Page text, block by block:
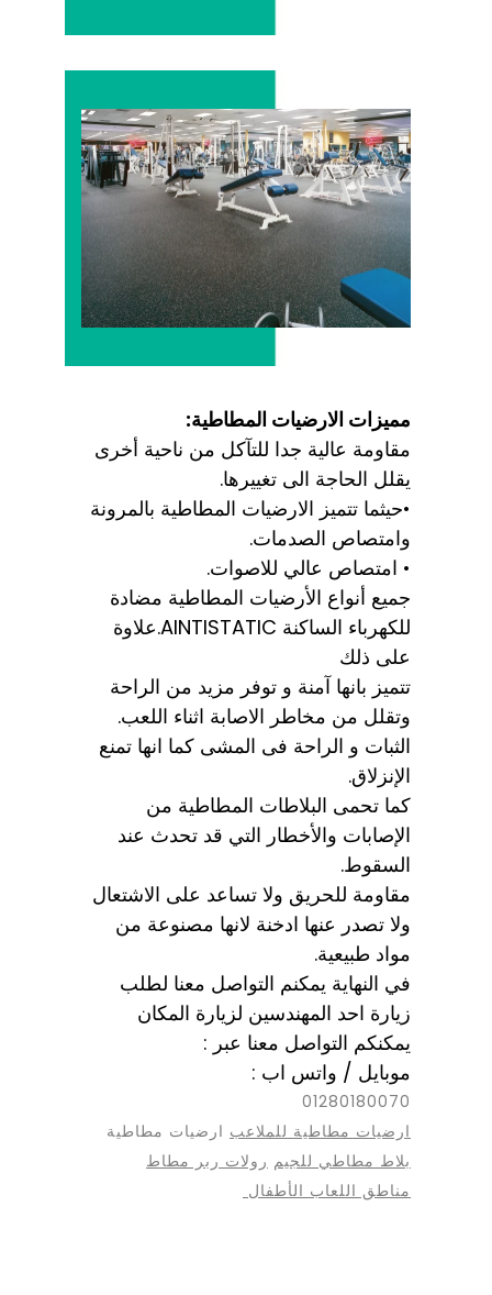
مميزات الارضيات المطاطية:
مقاومة عالية جدا للتآكل من ناحية أخرى
يقلل الحاجة الى تغييرها.
•حيثما تتميز الارضيات المطاطية بالمرونة
وامتصاص الصدمات.
• امتصاص عالي للاصوات.
جميع أنواع الأرضيات المطاطية مضادة
للكهرباء الساكنة AINTISTATIC.علاوة
على ذلك
تتميز بانها آمنة و توفر مزيد من الراحة
وتقلل من مخاطر الاصابة اثناء اللعب.
الثبات و الراحة فى المشى كما انها تمنع
الإنزلاق.
كما تحمى البلاطات المطاطية من
الإصابات والأخطار التي قد تحدث عند
السقوط.
مقاومة للحريق ولا تساعد على الاشتعال
ولا تصدر عنها ادخنة لانها مصنوعة من
مواد طبيعية.
في النهاية يمكنم التواصل معنا لطلب
زيارة احد المهندسين لزيارة المكان
يمكنكم التواصل معنا عبر :
موبايل / واتس اب :
01280180070
ارضيات مطاطية للملاعب ارضيات مطاطية
بلاط مطاطي للجيم رولات ربر مطاط
مناطق اللعاب الأطفال